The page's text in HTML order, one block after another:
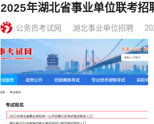
2025年湖北省事业单位联考招
公务员考试网 湖北事业单位招聘